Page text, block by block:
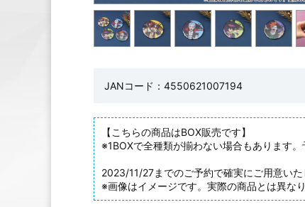
JANコード：4550621007194
【こちらの商品はBOX販売です】
※1BOXで全種類が揃わない場合もあります。
2023/11/27までのご予約で確実にご用意い
※画像はイメージです。実際の商品とは異なり